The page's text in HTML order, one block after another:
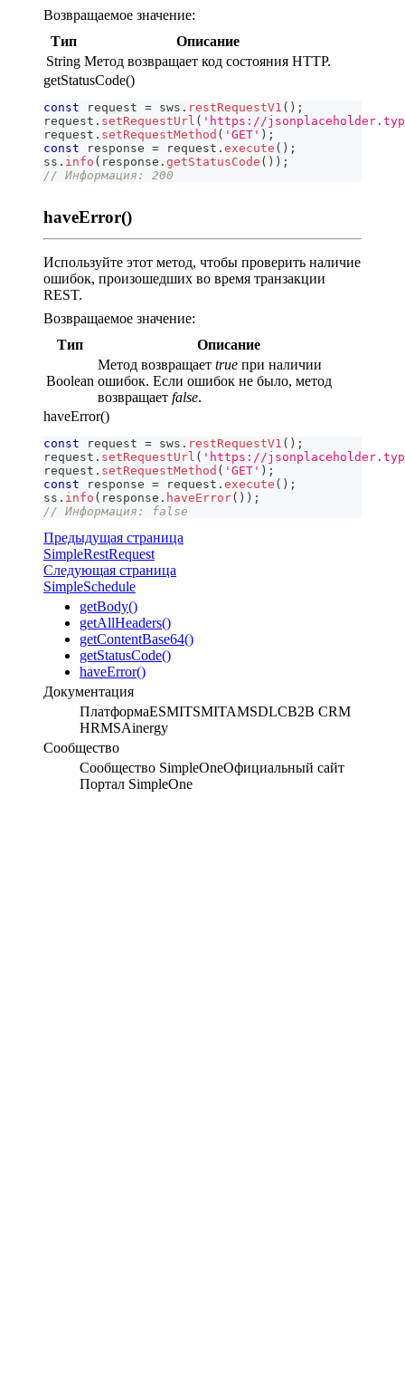
Возвращаемое значение:
Тип
Описание
String Метод возвращает код состояния HTTP.
getStatusCode()
const request = sws . restRequestV1 ( ) ;
request . setRequestUrl ( 'https://
request . setRequestMethod ( 'GET' ) ;
const response = request . execute ( ) ;
ss . info ( response . getStatusCode ( ) ) ;
// Информация: 200
haveError()
Используйте этот метод, чтобы проверить наличие
ошибок, произошедших во время транзакции
REST.
Возвращаемое значение:
Тип
Описание
Boolean
Метод возвращает true при наличии
ошибок. Если ошибок не было, метод
возвращает false.
haveError()
const request = sws . restRequestV1 ( ) ;
request . setRequestUrl ( 'https://
request . setRequestMethod ( 'GET' ) ;
const response = request . execute ( ) ;
ss . info ( response . haveError( ) ) ;
// Информация: false
Предыдущая страница
SimpleRestRequest
Следующая страница
SimpleSchedule
getBody()
getAllHeaders()
getContentBase64()
getStatusCode()
haveError()
Документация
ПлатформаESMITSMITAMSDLCB2B CRM
HRMSAinergy
Сообщество
Сообщество SimpleOneОфициальный сайт
Портал SimpleOne